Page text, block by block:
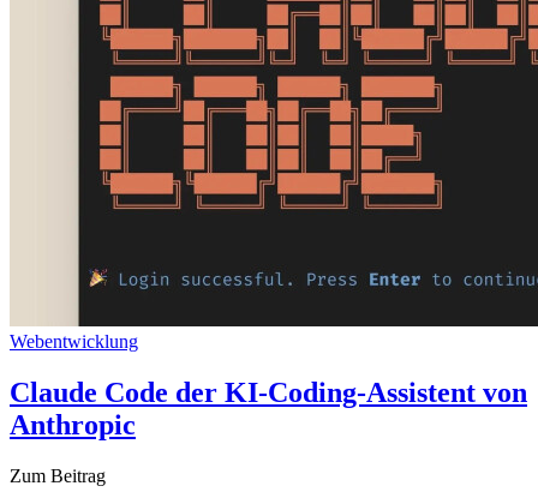
Webentwicklung
Claude Code der KI-Coding-Assistent von
Anthropic
Zum Beitrag